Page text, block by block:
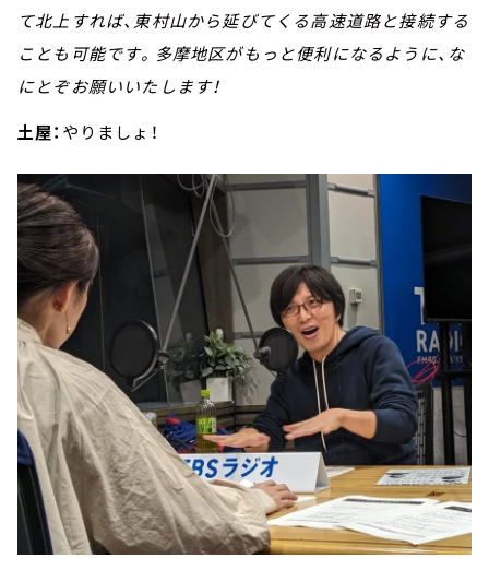
て北上すれば、東村山から延びてくる高速道路と接続する
ことも可能です。多摩地区がもっと便利になるように、な
にとぞお願いいたします！
土屋： やりましょ！